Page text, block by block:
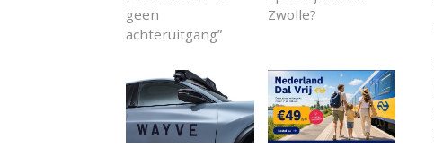
geen
achteruitgang”
Zwolle?